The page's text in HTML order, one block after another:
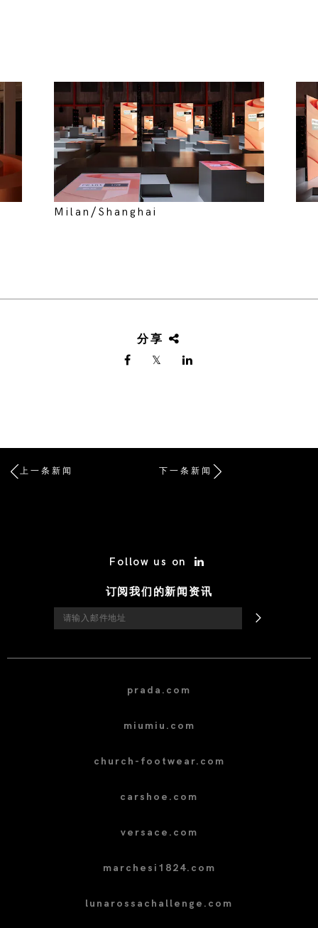
Milan/Shanghai
分享
上一条新闻 下一条新闻
Follow us on
订阅我们的新闻资讯
prada.com
miumiu.com
church-footwear.com
carshoe.com
versace.com
marchesi1824.com
lunarossachallenge.com